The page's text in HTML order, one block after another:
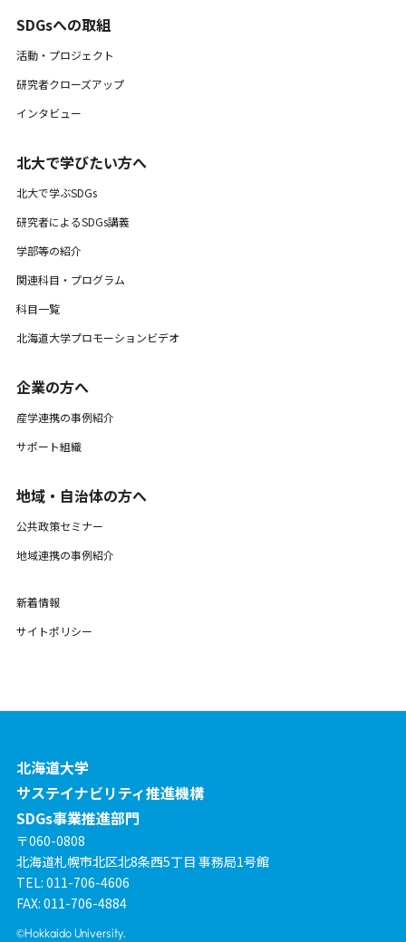
SDGsへの取組
活動・プロジェクト
研究者クローズアップ
インタビュー
北大で学びたい方へ
北大で学ぶSDGs
研究者によるSDGs講義
学部等の紹介
関連科目・プログラム
科目一覧
北海道大学プロモーションビデオ
企業の方へ
産学連携の事例紹介
サポート組織
地域・自治体の方へ
公共政策セミナー
地域連携の事例紹介
新着情報
サイトポリシー
北海道大学
サステイナビリティ推進機構
SDGs事業推進部門
〒060-0808
北海道札幌市北区北8条西5丁目 事務局1号館
TEL: 011-706-4606
FAX: 011-706-4884
©Hokkaido University.